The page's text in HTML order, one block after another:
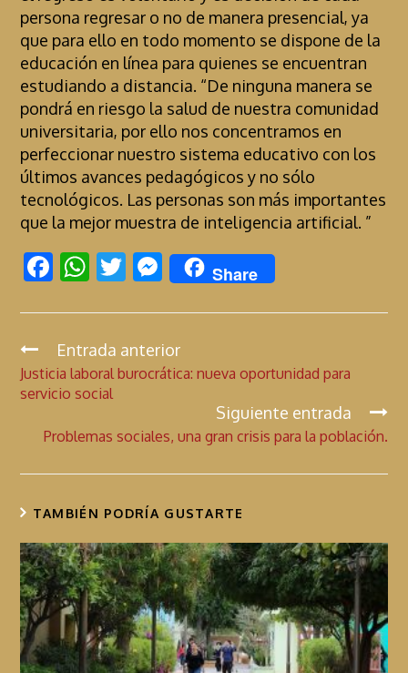
persona regresar o no de manera presencial, ya
que para ello en todo momento se dispone de la
educación en línea para quienes se encuentran
estudiando a distancia. “De ninguna manera se
pondrá en riesgo la salud de nuestra comunidad
universitaria, por ello nos concentramos en
perfeccionar nuestro sistema educativo con los
últimos avances pedagógicos y no sólo
tecnológicos. Las personas son más importantes
que la mejor muestra de inteligencia artificial. ”
F
e
b
o
o
k
W
at
s
A
p
p
T
itt
er
M
es
se
n
g
Share
C
o
n
n
u
r
l
e
y
e
Entrada anterior
Justicia laboral burocrática: nueva oportunidad para
servicio social
Siguiente entrada
Problemas sociales, una gran crisis para la población.
TAMBIÉN PODRÍA GUSTARTE